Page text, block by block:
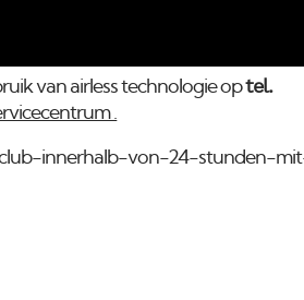
van airless technologie optel.
.
innerhalb-von-24-stunden-